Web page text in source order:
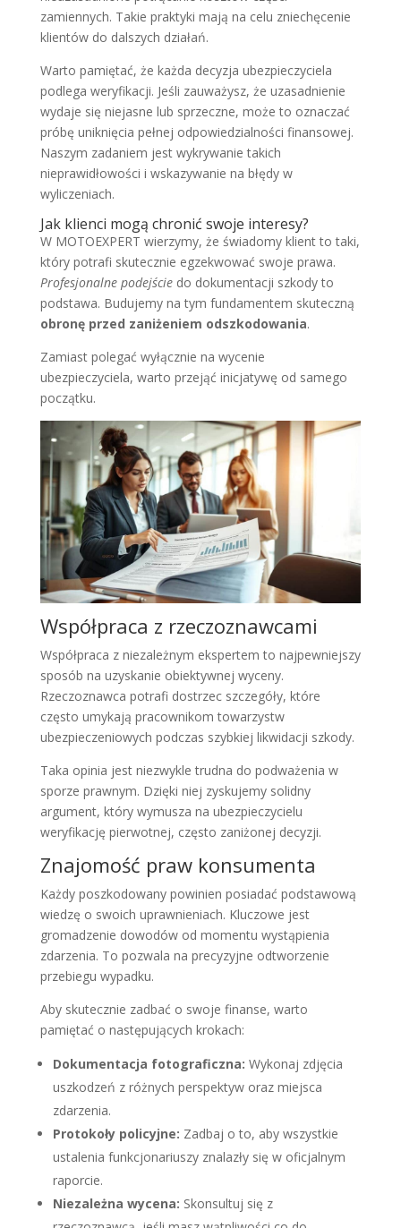
zamiennych. Takie praktyki mają na celu zniechęcenie
klientów do dalszych działań.
Warto pamiętać, że każda decyzja ubezpieczyciela
podlega weryfikacji. Jeśli zauważysz, że uzasadnienie
wydaje się niejasne lub sprzeczne, może to oznaczać
próbę uniknięcia pełnej odpowiedzialności finansowej.
Naszym zadaniem jest wykrywanie takich
nieprawidłowości i wskazywanie na błędy w
wyliczeniach.
Jak klienci mogą chronić swoje interesy?
W MOTOEXPERT wierzymy, że świadomy klient to taki,
który potrafi skutecznie egzekwować swoje prawa.
Profesjonalne podejściedo dokumentacji szkody to
podstawa. Budujemy na tym fundamentem skuteczną
obronę przed zaniżeniem odszkodowania.
Zamiast polegać wyłącznie na wycenie
ubezpieczyciela, warto przejąć inicjatywę od samego
początku.
Współpraca z rzeczoznawcami
Współpraca z niezależnym ekspertem to najpewniejszy
sposób na uzyskanie obiektywnej wyceny.
Rzeczoznawca potrafi dostrzec szczegóły, które
często umykają pracownikom towarzystw
ubezpieczeniowych podczas szybkiej likwidacji szkody.
Taka opinia jest niezwykle trudna do podważenia w
sporze prawnym. Dzięki niej zyskujemy solidny
argument, który wymusza na ubezpieczycielu
weryfikację pierwotnej, często zaniżonej decyzji.
Znajomość praw konsumenta
Każdy poszkodowany powinien posiadać podstawową
wiedzę o swoich uprawnieniach. Kluczowe jest
gromadzenie dowodów od momentu wystąpienia
zdarzenia. To pozwala na precyzyjne odtworzenie
przebiegu wypadku.
Aby skutecznie zadbać o swoje finanse, warto
pamiętać o następujących krokach:
Dokumentacja fotograficzna: Wykonaj zdjęcia
uszkodzeń z różnych perspektyw oraz miejsca
zdarzenia.
Protokoły policyjne: Zadbaj o to, aby wszystkie
ustalenia funkcjonariuszy znalazły się w oficjalnym
raporcie.
Niezależna wycena: Skonsultuj się z